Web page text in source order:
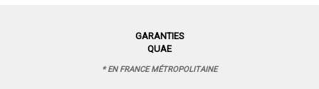
GARANTIES
QUAE
* EN FRANCE MÉTROPOLITAINE